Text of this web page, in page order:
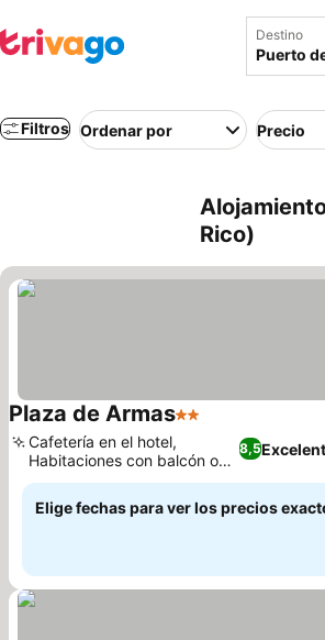
Destino
Filtros Ordenar por Precio
Rico)
Plaza de Armas2 Estrellas
8,5
Cafetería en el hotel,
Habitaciones con balcón o
terraza
Elige fechas para ver los precios